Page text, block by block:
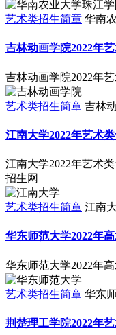
艺术类招生简章 华南
吉林动画学院2022年
吉林动画学院2022年
艺术类招生简章 吉林
江南大学2022年艺术
江南大学2022年艺术
招生网
艺术类招生简章 江南
华东师范大学2022年
华东师范大学2022年
艺术类招生简章 华东
荆楚理工学院2022年